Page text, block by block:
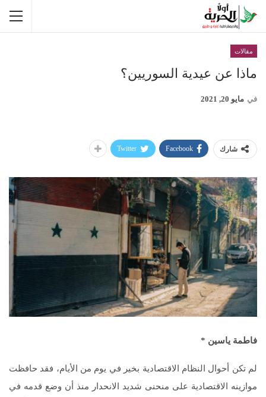
مقالات
ماذا عن عيدية السوريين؟
في مايو 20, 2021
شارك Facebook
Twitter
فاطمة ياسين *
لم تكن أحوال النظام الاقتصادية بخير في يوم من الأيام، فقد حافظت
موازينه الاقتصادية على منحنى شديد الانحدار منذ أن وضع قدمه في